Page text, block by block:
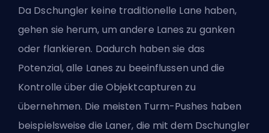
Da Dschungler keine traditionelle Lane haben,
gehen sie herum, um andere Lanes zu ganken
oder flankieren. Dadurch haben sie das
Potenzial, alle Lanes zu beeinflussen und die
Kontrolle über die Objektcapturen zu
übernehmen. Die meisten Turm-Pushes haben
beispielsweise die Laner, die mit dem Dschungler